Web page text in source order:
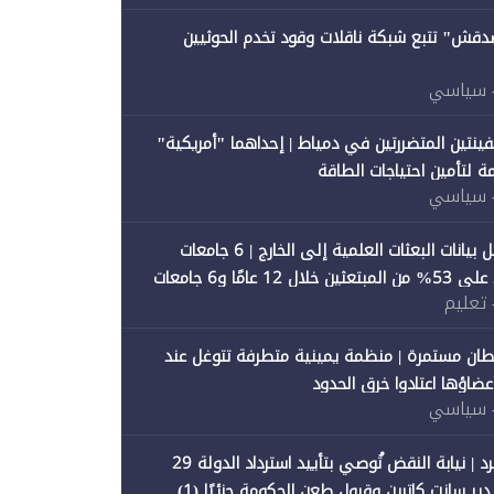
تتبع شبكة ناقلات وقود تخدم الحوثيين
سياسي
المتضررتين في دمياط | إحداهما "أمريكية"
لتأمين احتياجات الطاقة
سياسي
"متصدقش" تحلل بيانات البعثات العلمية إلى الخارج | 6 جامعات
حكومية تستحوذ على 53% من المبتعثين خلال 12 عامًا و6 جامعات
تعليم
مستمرة | منظمة يمينية متطرفة تتوغل عند
اعتادوا خرق الحدود
سياسي
"متصدقش" تنفرد | نيابة النقض تُوصي بتأييد استرداد الدولة 29